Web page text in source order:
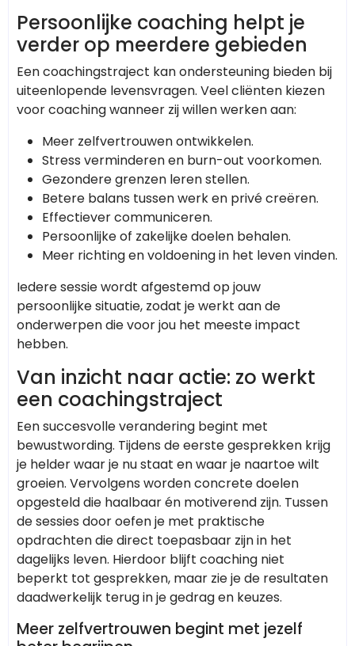
Persoonlijke coaching helpt je
verder op meerdere gebieden
Een coachingstraject kan ondersteuning bieden bij
uiteenlopende levensvragen. Veel cliënten kiezen
voor coaching wanneer zij willen werken aan:
Meer zelfvertrouwen ontwikkelen.
Stress verminderen en burn-out voorkomen.
Gezondere grenzen leren stellen.
Betere balans tussen werk en privé creëren.
Effectiever communiceren.
Persoonlijke of zakelijke doelen behalen.
Meer richting en voldoening in het leven vinden.
Iedere sessie wordt afgestemd op jouw
persoonlijke situatie, zodat je werkt aan de
onderwerpen die voor jou het meeste impact
hebben.
Van inzicht naar actie: zo werkt
een coachingstraject
Een succesvolle verandering begint met
bewustwording. Tijdens de eerste gesprekken krijg
je helder waar je nu staat en waar je naartoe wilt
groeien. Vervolgens worden concrete doelen
opgesteld die haalbaar én motiverend zijn. Tussen
de sessies door oefen je met praktische
opdrachten die direct toepasbaar zijn in het
dagelijks leven. Hierdoor blijft coaching niet
beperkt tot gesprekken, maar zie je de resultaten
daadwerkelijk terug in je gedrag en keuzes.
Meer zelfvertrouwen begint met jezelf